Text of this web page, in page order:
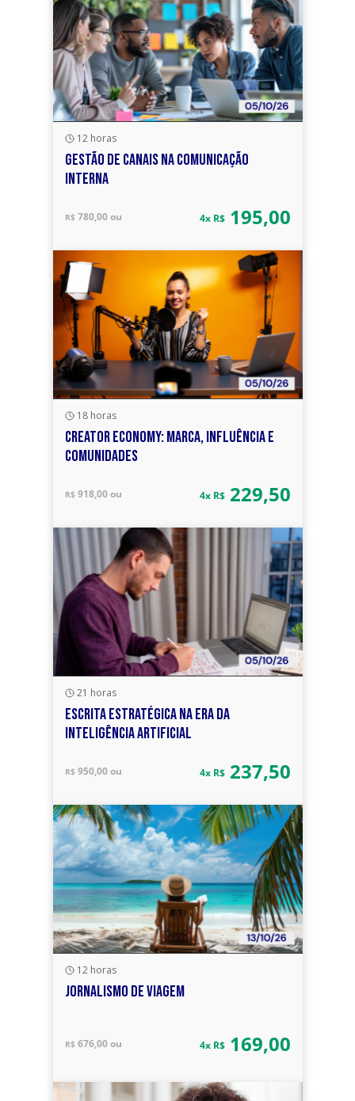
12 horas
GESTÃO DE CANAIS NA COMUNICAÇÃO
INTERNA
R$ 780,00 ou 4x R$195,00
18 horas
CREATOR ECONOMY: MARCA, INFLUÊNCIA E
COMUNIDADES
R$ 918,00 ou 4x R$229,50
21 horas
ESCRITA ESTRATÉGICA NA ERA DA
INTELIGÊNCIA ARTIFICIAL
R$ 950,00 ou 4x R$237,50
12 horas
JORNALISMO DE VIAGEM
R$ 676,00 ou 4x R$169,00